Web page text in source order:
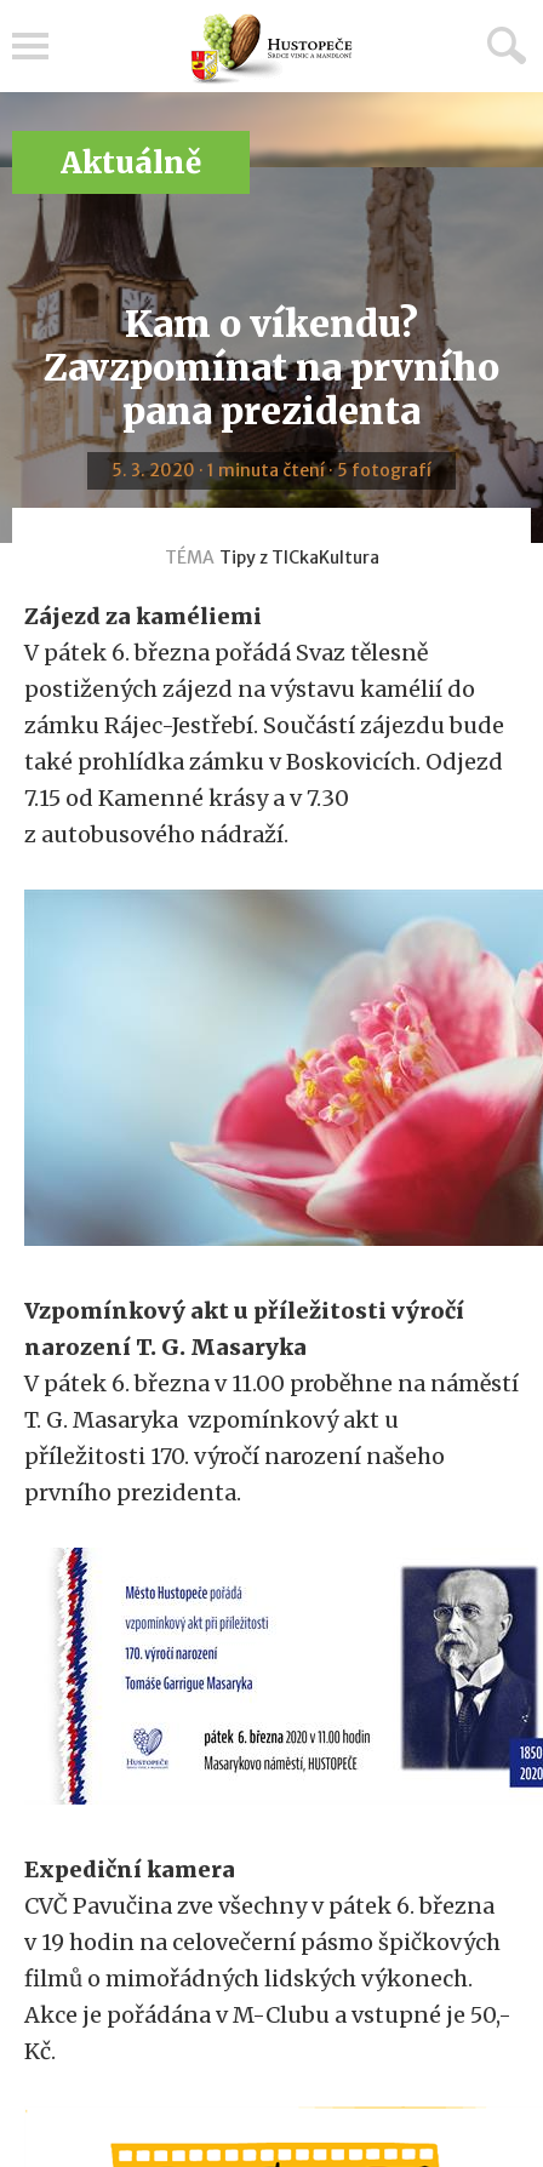
Aktuálně
Kam o víkendu?
Zavzpomínat na prvního
pana prezidenta
5. 3. 2020 · 1 minuta čtení · 5 fotografí
TÉMA Tipy z TICkaKultura
Zájezd za kaméliemi
V pátek 6. března pořádá Svaz tělesně
postižených zájezd na výstavu kamélií do
zámku Rájec-Jestřebí. Součástí zájezdu bude
také prohlídka zámku v Boskovicích. Odjezd
7.15 od Kamenné krásy a v 7.30
z autobusového nádraží.
Vzpomínkový akt u příležitosti výročí
narození T. G. Masaryka
V pátek 6. března v 11.00 proběhne na náměstí
T. G. Masaryka vzpomínkový akt u
příležitosti 170. výročí narození našeho
prvního prezidenta.
Expediční kamera
CVČ Pavučina zve všechny v pátek 6. března
v 19 hodin na celovečerní pásmo špičkových
filmů o mimořádných lidských výkonech.
Akce je pořádána v M-Clubu a vstupné je 50,-
Kč.